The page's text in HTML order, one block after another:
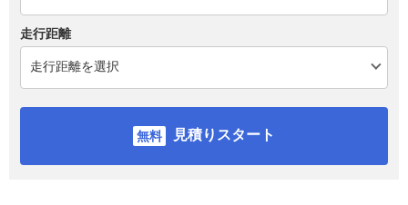
走行距離
見積りスタート